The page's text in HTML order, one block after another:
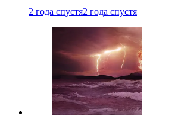
2 года спустя2 года спустя